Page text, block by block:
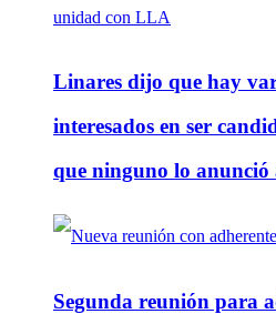
Linares dijo que hay
interesados en ser
que ninguno lo anunció
Segunda reunión para